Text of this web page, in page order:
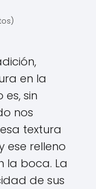
en la
sin
nos
textura
ese relleno
la boca. La
de sus